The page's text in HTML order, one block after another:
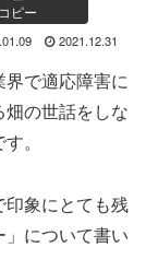
コピー
2021.12.31
で適応障害に
の世話をしな
。
象にとても残
について書い